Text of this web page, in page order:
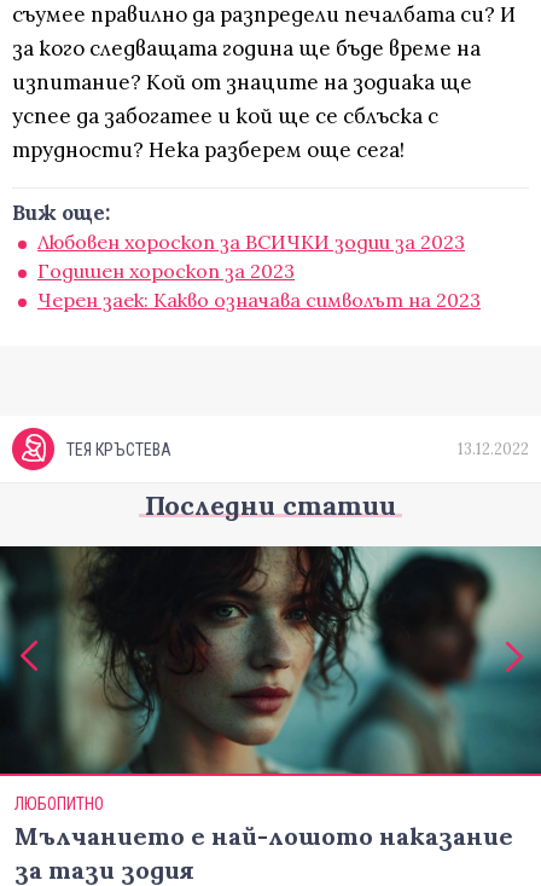
съумее правилно да разпредели печалбата си? И
за кого следващата година ще бъде време на
изпитание? Кой от знаците на зодиака ще
успее да забогатее и кой ще се сблъска с
трудности? Нека разберем още сега!
Виж още:
Любовен хороскоп за ВСИЧКИ зодии за 2023
Годишен хороскоп за 2023
Черен заек: Какво означава символът на 2023
ТЕЯ КРЪСТЕВА 13.12.2022
Последни статии
ЛЮБОПИТНО
Мълчанието е най-лошото наказание
за тази зодия